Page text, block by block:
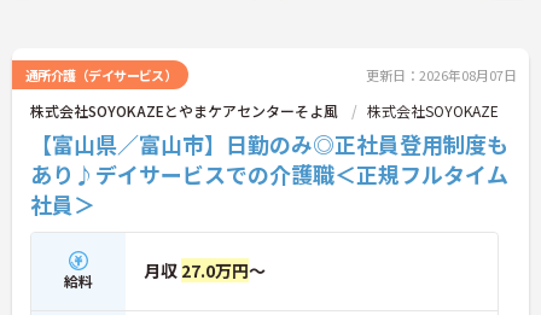
通所介護（デイサービス） 更新日：2026年08月07日
株式会社SOYOKAZEとやまケアセンターそよ風 株式会社SOYOKAZE
【富山県／富山市】日勤のみ◎正社員登用制度も
あり♪デイサービスでの介護職＜正規フルタイム
社員＞
給料 月収 27.0万円～